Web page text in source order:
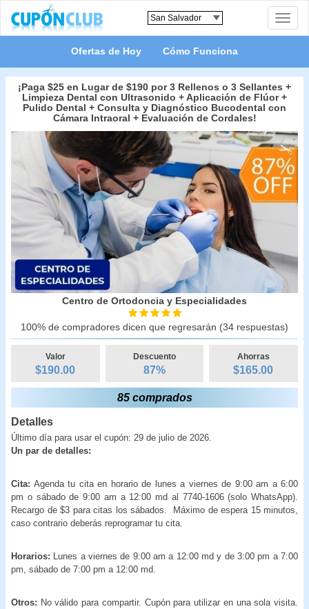
Toggle
Ofertas de Hoy Cómo Funciona
¡Paga $25 en Lugar de $190 por 3 Rellenos o 3 Sellantes +
Limpieza Dental con Ultrasonido + Aplicación de Flúor +
Pulido Dental + Consulta y Diagnóstico Bucodental con
Cámara Intraoral + Evaluación de Cordales!
Centro de Ortodoncia y Especialidades
100% de compradores dicen que regresarán (34 respuestas)
Valor
$190.00
Descuento
87%
Ahorras
$165.00
85 comprados
Detalles
Último día para usar el cupón: 29 de julio de 2026.
Un par de detalles:
Cita: Agenda tu cita en horario de lunes a viernes de 9:00 am a 6:00
pm o sábado de 9:00 am a 12:00 md al 7740-1606 (solo WhatsApp).
Recargo de $3 para citas los sábados. Máximo de espera 15 minutos,
caso contrario deberás reprogramar tu cita.
Horarios: Lunes a viernes de 9:00 am a 12:00 md y de 3:00 pm a 7:00
pm, sábado de 7:00 pm a 12:00 md.
Otros: No válido para compartir. Cupón para utilizar en una sola visita.